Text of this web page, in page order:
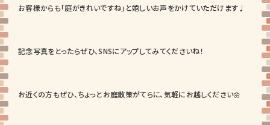
お客様からも「庭がきれいですね」と嬉しいお声をかけていただけます♩
記念写真をとったらぜひ、SNSにアップしてみてくださいね！
お近くの方もぜひ、ちょっとお庭散策がてらに、気軽にお越しください🌼